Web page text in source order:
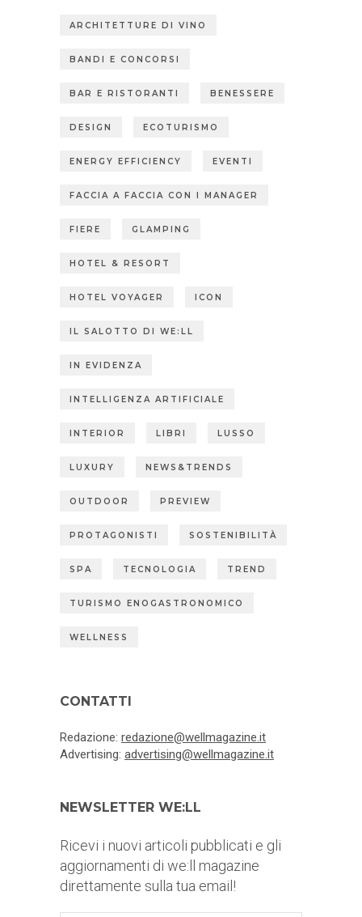
ARCHITETTURE DI VINO
BANDI E CONCORSI
BAR E RISTORANTI BENESSERE
DESIGN ECOTURISMO
ENERGY EFFICIENCY EVENTI
FACCIA A FACCIA CON I MANAGER
FIERE GLAMPING
HOTEL & RESORT
HOTEL VOYAGER ICON
IL SALOTTO DI WE:LL
IN EVIDENZA
INTELLIGENZA ARTIFICIALE
INTERIOR LIBRI LUSSO
LUXURY NEWS&TRENDS
OUTDOOR PREVIEW
PROTAGONISTI SOSTENIBILITÀ
SPA TECNOLOGIA TREND
TURISMO ENOGASTRONOMICO
WELLNESS
CONTATTI
Redazione: redazione@wellmagazine.it
Advertising: advertising@wellmagazine.it
NEWSLETTER WE:LL
Ricevi i nuovi articoli pubblicati e gli
aggiornamenti di we:ll magazine
direttamente sulla tua email!